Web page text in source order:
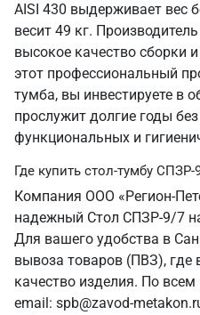
AISI 430 выдерживает вес
весит 49 кг.
высокое качество сборки
этот профессиональный
тумба, вы инвестируете в
прослужит долгие годы
функциональных и
Где купить стол-тумбу СПЗР-
Компания ООО «Регион-
надежный Стол СПЗР-9/7
Для вашего удобства в
вывоза товаров (ПВЗ), где
качество изделия. По
email: spb@zavod-